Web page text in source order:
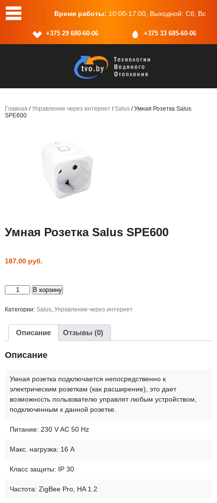
пом.2 Время работы:10:00-17:00, Выходной: Сб, Вс
+375 29 680-60-06 +375 33 685-60-06
Главная /Управление через интернет /Salus / Умная Розетка Salus
SPE600
Умная Розетка Salus SPE600
187.00 руб.
Количество
товара
Розетка
В корзину
Категории: Salus Управление через интернет
Описание Отзывы (0)
Описание
Умная розетка подключается непосредственно к
электрическим розеткам (как расширение), это дает
возможность пользователю управлят любым устройством,
подключенным к данной розетке.
Питание: 230 V AC 50 Hz
Макс. нагрузка: 16 A
Класс защиты: IP 30
Частота: ZigBee Pro, HA 1.2